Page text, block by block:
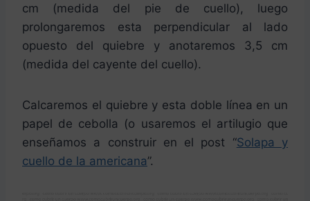
cm (medida del pie de cuello), luego
prolongaremos esta perpendicular al lado
opuesto del quiebre y anotaremos 3,5 cm
(medida del cayente del cuello).
Calcaremos el quiebre y esta doble línea en un
papel de cebolla (o usaremos el artilugio que
enseñamos a construir en el post “Solapa y
cuello de la americana”.